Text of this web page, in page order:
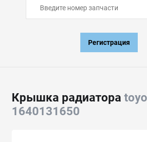
Регистрация
Крышка радиатора
1640131650